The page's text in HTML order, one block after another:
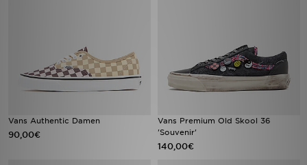
Vans Authentic Damen
90,00€
Vans Premium Old Skool 36
'Souvenir'
140,00€